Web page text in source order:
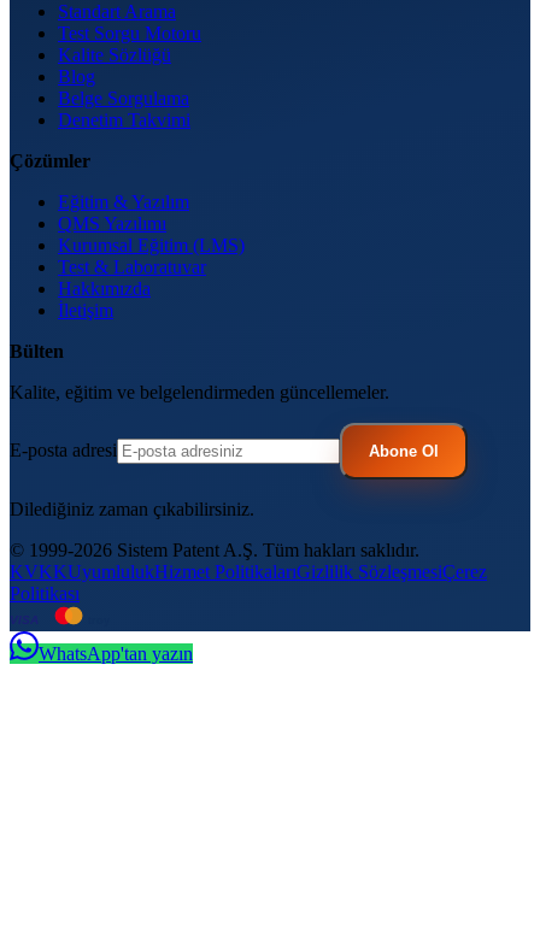
Standart Arama
Test Sorgu Motoru
Kalite Sözlüğü
Blog
Belge Sorgulama
Denetim Takvimi
Çözümler
Eğitim & Yazılım
QMS Yazılımı
Kurumsal Eğitim (LMS)
Test & Laboratuvar
Hakkımızda
İletişim
Bülten
Kalite, eğitim ve belgelendirmeden güncellemeler.
E-posta adresi Abone Ol
Dilediğiniz zaman çıkabilirsiniz.
© 1999-2026 Sistem Patent A.Ş. Tüm hakları saklıdır.
KVKKUyumlulukHizmet PolitikalarıGizlilik SözleşmesiÇerez
Politikası
WhatsApp'tan yazın